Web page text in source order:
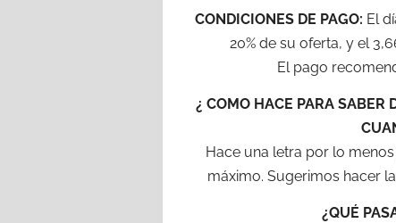
CONDICIONES DE PAGO: El
20% de su oferta, y el
El pago
¿ COMO HACE PARA SABER
Hace una letra por lo
máximo. Sugerimos hacer
¿QUÉ